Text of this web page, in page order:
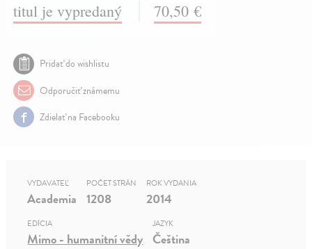
titul je vypredaný 70,50 €
Pridať do wishlistu
Odporučiť známemu
Zdielať na Facebooku
VYDAVATEĽ
Academia
POČET STRÁN
1208
ROK VYDANIA
2014
EDÍCIA
Mimo - humanitní vědy
JAZYK
Čeština